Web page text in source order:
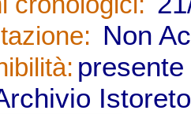
Non
Istoreto